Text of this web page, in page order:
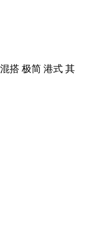
搭 极简 港式 其